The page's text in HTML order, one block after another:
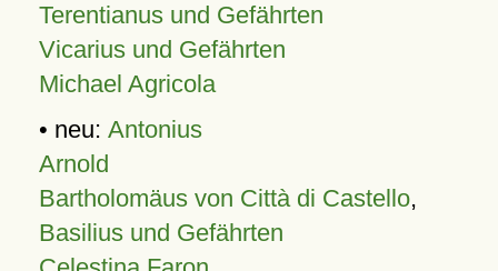
Terentianus und Gefährten
Vicarius und Gefährten
Michael Agricola
• neu: Antonius
Arnold
Bartholomäus von Città di Castello,
Basilius und Gefährten